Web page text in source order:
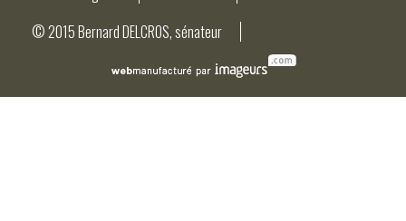
© 2015 Bernard DELCROS, sénateur